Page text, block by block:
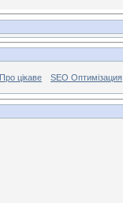
Про цікаве SEO Оптимізация